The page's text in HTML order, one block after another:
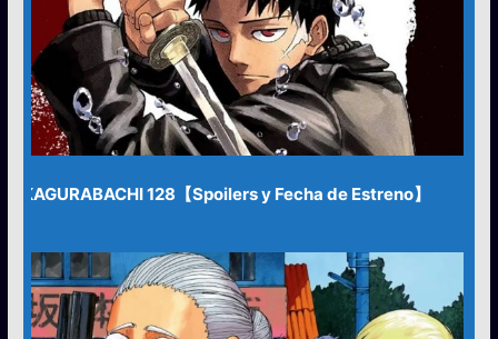
KAGURABACHI 128【Spoilers y Fecha de Estreno】